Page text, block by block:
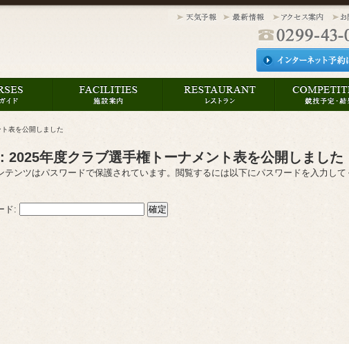
表を公開しました
2025年度クラブ選手権トーナメント表を公開しました
テンツはパスワードで保護されています。閲覧するには以下にパスワードを入力して
ド: